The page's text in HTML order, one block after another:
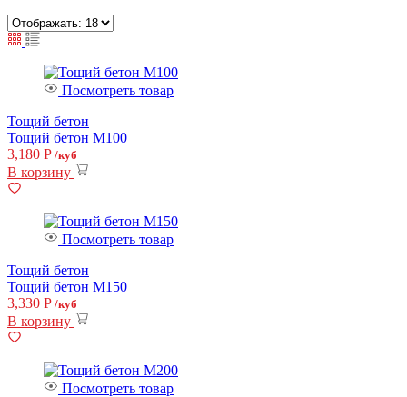
Посмотреть товар
Тощий бетон
Тощий бетон М100
3,180 Р /куб
В корзину
Посмотреть товар
Тощий бетон
Тощий бетон М150
3,330 Р /куб
В корзину
Посмотреть товар